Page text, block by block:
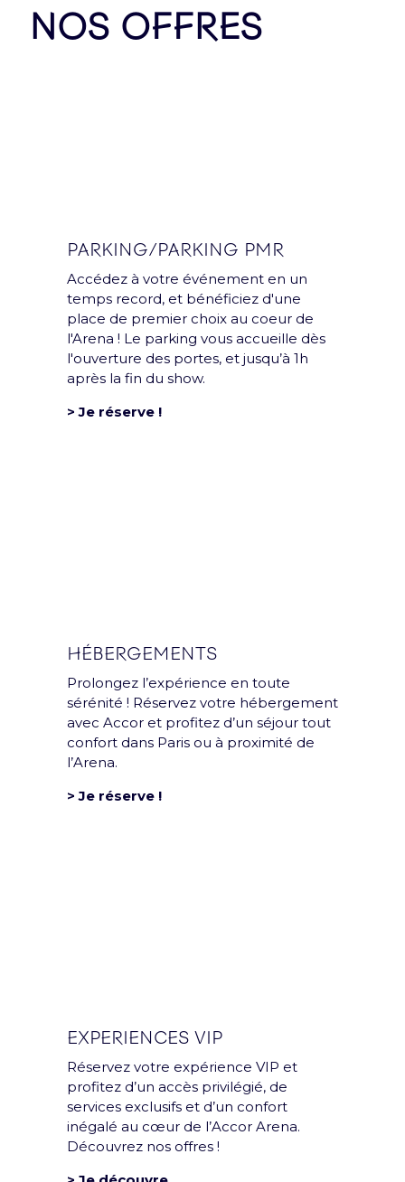
L’Accor Arena est une
salle du groupe Paris
Entertainment
Company
Mentions légales et CGU
NOS OFFRES
PARKING/PARKING PMR
Accédez à votre événement en un
temps record, et bénéficiez d'une
place de premier choix au coeur de
l'Arena ! Le parking vous accueille dès
l'ouverture des portes, et jusqu’à 1h
après la fin du show.
> Je réserve !
HÉBERGEMENTS
Prolongez l’expérience en toute
sérénité ! Réservez votre hébergement
avec Accor et profitez d’un séjour tout
confort dans Paris ou à proximité de
l’Arena.
> Je réserve !
EXPERIENCES VIP
Réservez votre expérience VIP et
profitez d’un accès privilégié, de
services exclusifs et d’un confort
inégalé au cœur de l’Accor Arena.
Découvrez nos offres !